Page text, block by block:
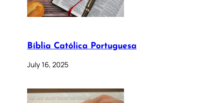
Bíblia Católica Portuguesa
July 16, 2025